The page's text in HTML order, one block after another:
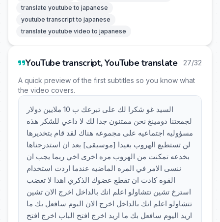
translate youtube to japanese
youtube transcript to japanese
translate youtube video to japanese
YouTube transcript, YouTube translate 27/32
A quick preview of the first subtitles so you know what
the video covers.
السيد غو شكرا لك على تبرعك ب 10 ملايين دولار
لجمعتنا دومينغ نحن ممتنون جدا لك لا داعي للشكر هذه
مسؤوليه اجتماعيه على مجموعه هناك لقد قام بتخديرها
لن تستطيع الهروب بعيدا [موسيقى] بعد ان استدرجناها
بخدعه تمكنت من الهروب مره اخرى اخي ربما يجب ان
ننسى الامر في المره الماضيه عندما اردت استخدام
القوه كادت ان تقطع عضوك الذكري اهدا لا تغضب
استرخ تشين تتشاولو اعلم انك بالداخل اخرج الان تشين
تتشاولو اعلم انك بالداخل اخرج الان اليوم سافعل بك ما
اريد اليوم سافعل بك ما اريد اخرج افتح الباب اخرج افتح